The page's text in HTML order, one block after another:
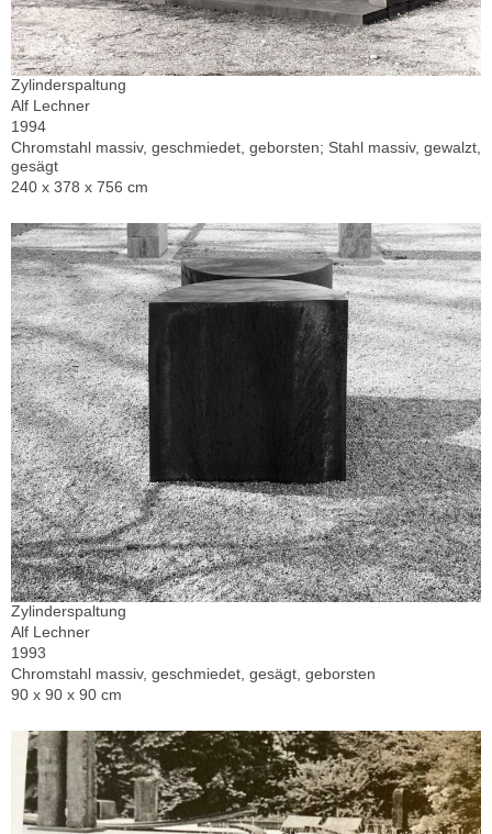
Zylinderspaltung
Alf Lechner
1994
Chromstahl massiv, geschmiedet, geborsten; Stahl massiv, gewalzt,
gesägt
240 x 378 x 756 cm
Zylinderspaltung
Alf Lechner
1993
Chromstahl massiv, geschmiedet, gesägt, geborsten
90 x 90 x 90 cm